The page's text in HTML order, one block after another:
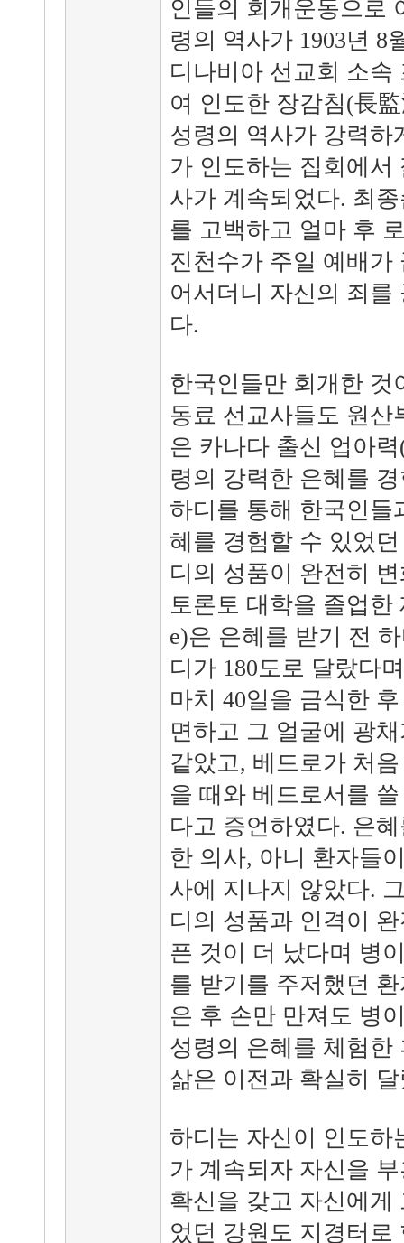
인들의 회개운동으로
령의 역사가 1903년 8
디나비아 선교회 소속
여 인도한 장감침(長
성령의 역사가 강력하
가 인도하는 집회에서
사가 계속되었다. 최
를 고백하고 얼마 후
진천수가 주일 예배가
어서더니 자신의 죄를
다.
한국인들만 회개한 것
동료 선교사들도 원산
은 카나다 출신 업아
령의 강력한 은혜를
하디를 통해 한국인들
혜를 경험할 수 있었
디의 성품이 완전히
토론토 대학을 졸업한
e)은 은혜를 받기 전
디가 180도로 달랐다
마치 40일을 금식한
면하고 그 얼굴에 광
같았고, 베드로가 처
을 때와 베드로서를
다고 증언하였다. 은
한 의사, 아니 환자들
사에 지나지 않았다.
디의 성품과 인격이
픈 것이 더 났다며 병
를 받기를 주저했던
은 후 손만 만져도 병
성령의 은혜를 체험한
삶은 이전과 확실히
하디는 자신이 인도하
가 계속되자 자신을
확신을 갖고 자신에게
었던 강원도 지경터로